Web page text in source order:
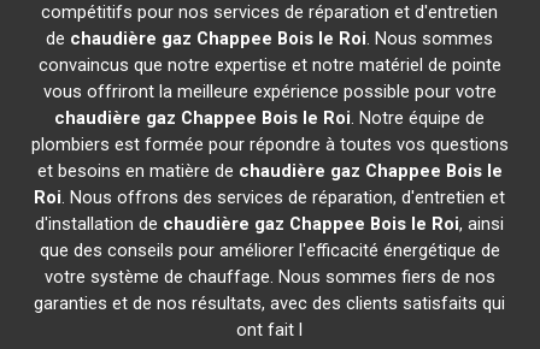
compétitifs pour nos services de réparation et d'entretien
de chaudière gaz Chappee Bois le Roi. Nous sommes
convaincus que notre expertise et notre matériel de pointe
vous offriront la meilleure expérience possible pour votre
chaudière gaz Chappee Bois le Roi. Notre équipe de
plombiers est formée pour répondre à toutes vos questions
et besoins en matière de chaudière gaz Chappee Bois le
Roi. Nous offrons des services de réparation, d'entretien et
d'installation de chaudière gaz Chappee Bois le Roi, ainsi
que des conseils pour améliorer l'efficacité énergétique de
votre système de chauffage. Nous sommes fiers de nos
garanties et de nos résultats, avec des clients satisfaits qui
ont fait l